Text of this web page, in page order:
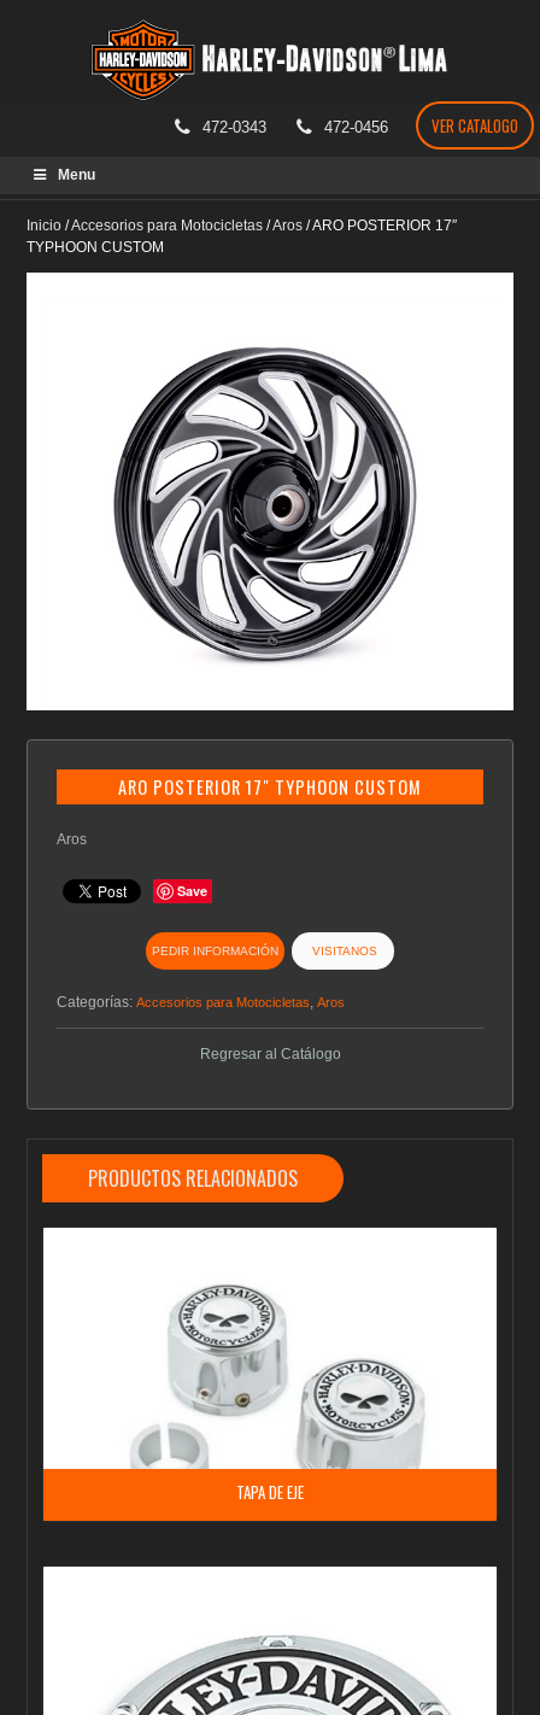
472-0343 472-0456 VER CATALOGO
Menu
Inicio /Accesorios para Motocicletas /Aros /ARO POSTERIOR 17″
TYPHOON CUSTOM
ARO POSTERIOR 17″ TYPHOON CUSTOM
Aros
Save
PEDIR INFORMACIÓN VISITANOS
Categorías:Accesorios para Motocicletas,Aros
Regresar al Catálogo
PRODUCTOS RELACIONADOS
TAPA DE EJE